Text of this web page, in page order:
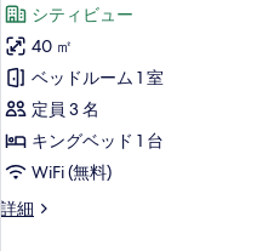
客
室
の
絞
り
込
み
条
の
す
べ
て
の
写
真
シティビュー
40 ㎡
ベッドルーム 1 室
定員 3 名
キングベッド 1 台
WiFi (無料)
詳細
Deluxe